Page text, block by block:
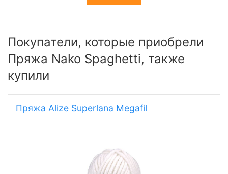
Покупатели, которые приобрели
Пряжа Nako Spaghetti, также
купили
Пряжа Alize Superlana Megafil